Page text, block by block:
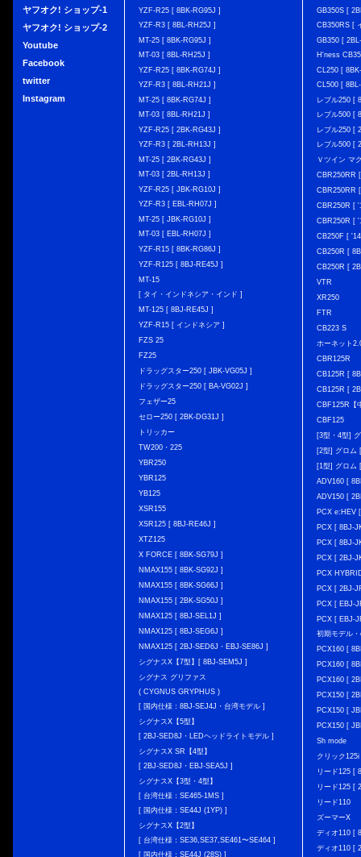
ヤフオク! ショップ-1
ヤフオク! ショップ-2
Youtube
Facebook
twitter
Instagram
YZF-R25 [ 8BK-RG95J ]
YZF-R3 [ 8BL-RH25J ]
MT-25 [ 8BK-RG95J ]
MT-03 [ 8BL-RH25J ]
YZF-R25 [ 8BK-RG74J ]
YZF-R3 [ 8BL-RH21J ]
MT-25 [ 8BK-RG74J ]
MT-03 [ 8BL-RH21J ]
YZF-R25 [ 2BK-RG43J ]
YZF-R3 [ 2BL-RH13J ]
MT-25 [ 2BK-RG43J ]
MT-03 [ 2BL-RH13J ]
YZF-R25 [ JBK-RG10J ]
YZF-R3 [ EBL-RH07J ]
MT-25 [ JBK-RG10J ]
MT-03 [ EBL-RH07J ]
YZF-R15 [ 8BK-RG86J ]
YZF-R125 [ 8BJ-RE45J ]
MT-15
[ タイ・インドネシア・インド ]
MT-125 [ 8BJ-RE45J ]
YZF-R15 [ インドネシア ]
FZS 25
FZ25
ドラッグスター250 [ JBK-VG05J ]
ドラッグスター250 [ BA-VG02J ]
フェザー25
セロー250 [ 2BK-DG31J ]
トリッカー
TW200・225
YBR250
YBR125
YB125
XSR155
XSR125 [ 8BJ-RE46J ]
XTZ125
X FORCE [ 8BK-SG79J ]
NMAX155 [ 8BK-SG92J ]
NMAX155 [ 8BK-SG66J ]
NMAX155 [ 2BK-SG50J ]
NMAX125 [ 8BJ-SEL1J ]
NMAX125 [ 8BJ-SEG6J ]
NMAX125 [ 2BJ-SED6J・EBJ-SE86J ]
シグナスX【7型】[ 8BJ-SEM5J ]
シグナス グリファス
( CYGNUS GRYPHUS )
[ 国内仕様：8BJ-SEJ4J・台湾モデル ]
シグナスX【5型】
[ 2BJ-SED8J・LEDヘッドライトモデル ]
シグナスX SR【4型】
[ 2BJ-SED8J・EBJ-SEA5J ]
シグナスX【3型・4型】
[ 台湾仕様：SE465-1MS ]
[ 国内仕様：SE44J (1YP) ]
シグナスX【2型】
[ 台湾仕様：SE36,SE37,SE461〜SE464 ]
[ 国内仕様：SE44J (28S) ]
GB350S [
CB350RS [
GB350 [
H'ness
CL250 [
CL500 [
レブル250 [
レブル500 [
レブル250 [
レブル500 [
Ｖツイン マ
CBR250RR
CBR250RR
CBR250R [
CBR250R [
CB250F [
CB250R [
CB250R [
VTR
XR250
FTR
CB223 S
ホーネット
CBR125R
CB125R [
CB125R [
CBF125R【
CBF125
[3型・4型]
[2型] グロム
[1型] グロム
ADV160 [
ADV150 [
PCX e:HEV
PCX [ 8BJ-
PCX [ 8BJ-
PCX [ 2BJ-
PCX
PCX [ 2BJ-
PCX [ EBJ-
PCX [ EBJ-
初期モデル
PCX160 [
PCX160 [
PCX160 [
PCX150 [
PCX150 [
PCX150 [
Sh mode
クリック
リード125 [
リード125 [
リード110
ズーマーX
ディオ110 [
ディオ110 [